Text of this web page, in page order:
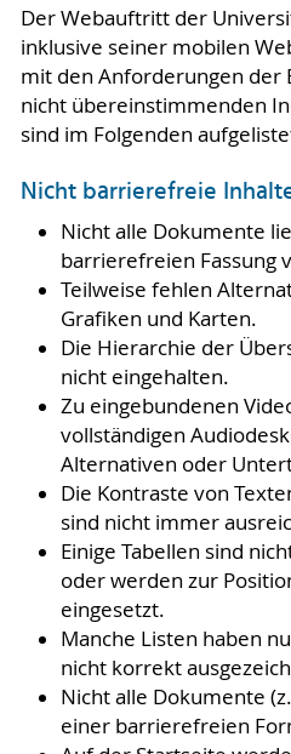
Der Webauftritt der
inklusive seiner mobilen
mit den Anforderungen der
nicht übereinstimmenden
sind im Folgenden
Nicht barrierefreie
Nicht alle Dokumente
barrierefreien Fassung
Teilweise fehlen
Grafiken und Karten.
Die Hierarchie der
nicht eingehalten.
Zu eingebundenen
vollständigen
Alternativen oder
Die Kontraste von
sind nicht immer
Einige Tabellen sind
oder werden zur
eingesetzt.
Manche Listen haben
nicht korrekt
Nicht alle Dokumente
einer barrierefreien